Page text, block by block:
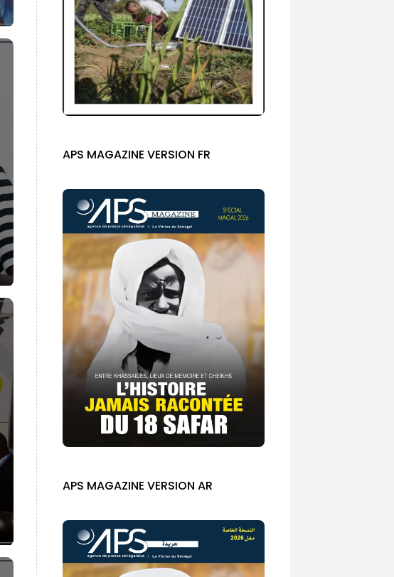
APS MAGAZINE VERSION FR
APS MAGAZINE VERSION AR